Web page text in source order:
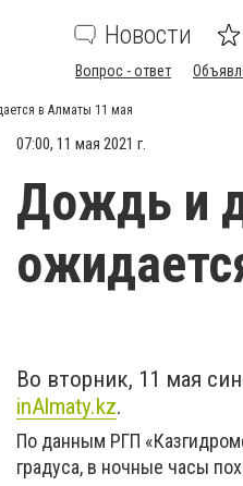
Новости
Вопрос - ответ
в Алматы 11 мая
07:00, 11 мая 2021 г.
Дождь и
Во вторник, 11 мая
inAlmaty.kz.
По данным РГП
градуса, в ночные часы